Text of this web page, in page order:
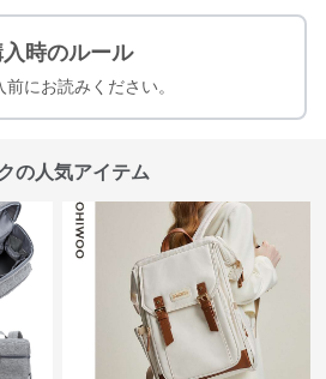
入時のルール
前にお読みください。
の人気アイテム